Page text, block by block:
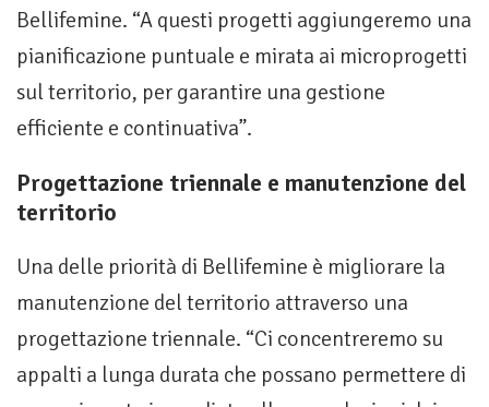
Bellifemine. “A questi progetti aggiungeremo una
pianificazione puntuale e mirata ai microprogetti
sul territorio, per garantire una gestione
efficiente e continuativa”.
Progettazione triennale e manutenzione del
territorio
Una delle priorità di Bellifemine è migliorare la
manutenzione del territorio attraverso una
progettazione triennale. “Ci concentreremo su
appalti a lunga durata che possano permettere di